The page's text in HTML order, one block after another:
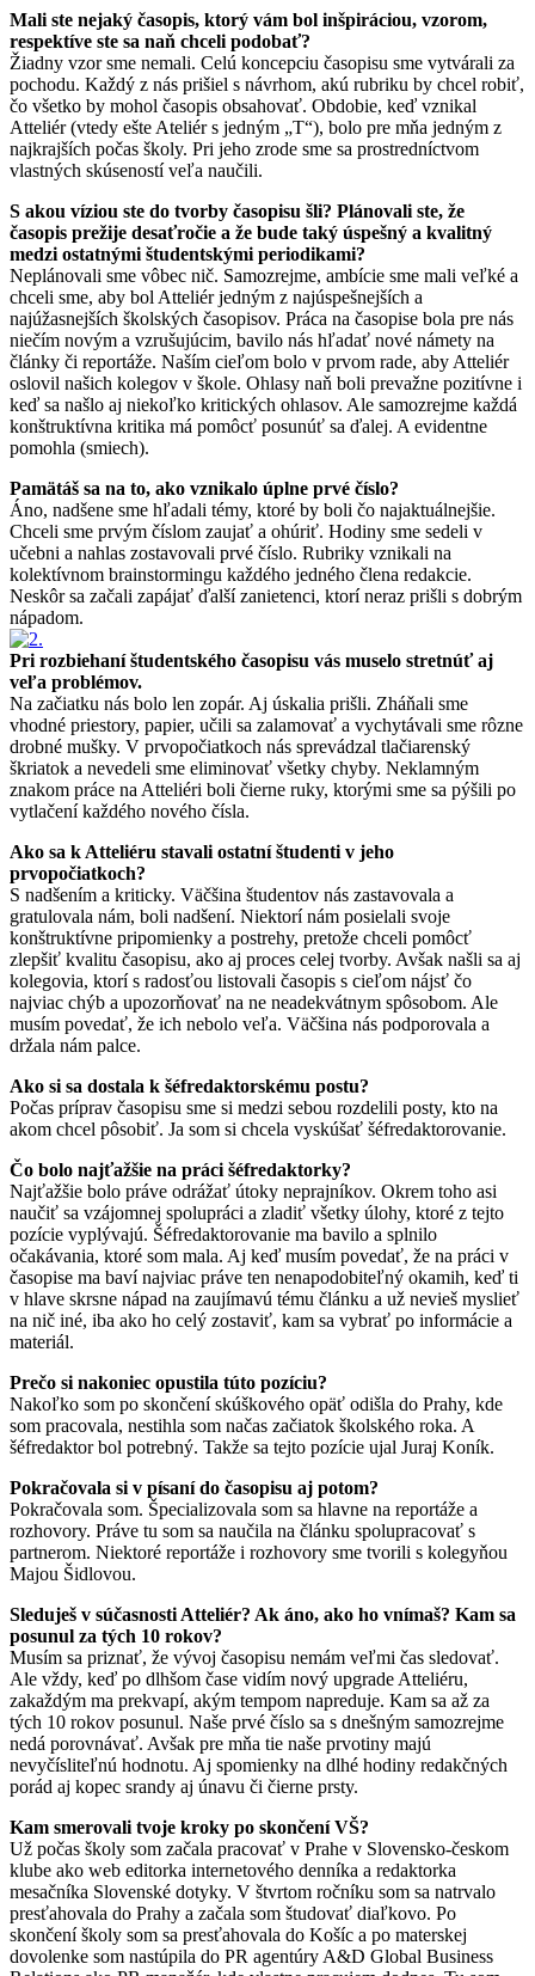
Mali ste nejaký časopis, ktorý vám bol inšpiráciou, vzorom,
respektíve ste sa naň chceli podobať?
Žiadny vzor sme nemali. Celú koncepciu časopisu sme vytvárali za
pochodu. Každý z nás prišiel s návrhom, akú rubriku by chcel robiť,
čo všetko by mohol časopis obsahovať. Obdobie, keď vznikal
Atteliér (vtedy ešte Ateliér s jedným „T“), bolo pre mňa jedným z
najkrajších počas školy. Pri jeho zrode sme sa prostredníctvom
vlastných skúseností veľa naučili.
S akou víziou ste do tvorby časopisu šli? Plánovali ste, že
časopis prežije desaťročie a že bude taký úspešný a kvalitný
medzi ostatnými študentskými periodikami?
Neplánovali sme vôbec nič. Samozrejme, ambície sme mali veľké a
chceli sme, aby bol Atteliér jedným z najúspešnejších a
najúžasnejších školských časopisov. Práca na časopise bola pre nás
niečím novým a vzrušujúcim, bavilo nás hľadať nové námety na
články či reportáže. Naším cieľom bolo v prvom rade, aby Atteliér
oslovil našich kolegov v škole. Ohlasy naň boli prevažne pozitívne i
keď sa našlo aj niekoľko kritických ohlasov. Ale samozrejme každá
konštruktívna kritika má pomôcť posunúť sa ďalej. A evidentne
pomohla (smiech).
Pamätáš sa na to, ako vznikalo úplne prvé číslo?
Áno, nadšene sme hľadali témy, ktoré by boli čo najaktuálnejšie.
Chceli sme prvým číslom zaujať a ohúriť. Hodiny sme sedeli v
učebni a nahlas zostavovali prvé číslo. Rubriky vznikali na
kolektívnom brainstormingu každého jedného člena redakcie.
Neskôr sa začali zapájať ďalší zanietenci, ktorí neraz prišli s dobrým
nápadom.
Pri rozbiehaní študentského časopisu vás muselo stretnúť aj
veľa problémov.
Na začiatku nás bolo len zopár. Aj úskalia prišli. Zháňali sme
vhodné priestory, papier, učili sa zalamovať a vychytávali sme rôzne
drobné mušky. V prvopočiatkoch nás sprevádzal tlačiarenský
škriatok a nevedeli sme eliminovať všetky chyby. Neklamným
znakom práce na Atteliéri boli čierne ruky, ktorými sme sa pýšili po
vytlačení každého nového čísla.
Ako sa k Atteliéru stavali ostatní študenti v jeho
prvopočiatkoch?
S nadšením a kriticky. Väčšina študentov nás zastavovala a
gratulovala nám, boli nadšení. Niektorí nám posielali svoje
konštruktívne pripomienky a postrehy, pretože chceli pomôcť
zlepšiť kvalitu časopisu, ako aj proces celej tvorby. Avšak našli sa aj
kolegovia, ktorí s radosťou listovali časopis s cieľom nájsť čo
najviac chýb a upozorňovať na ne neadekvátnym spôsobom. Ale
musím povedať, že ich nebolo veľa. Väčšina nás podporovala a
držala nám palce.
Ako si sa dostala k šéfredaktorskému postu?
Počas príprav časopisu sme si medzi sebou rozdelili posty, kto na
akom chcel pôsobiť. Ja som si chcela vyskúšať šéfredaktorovanie.
Čo bolo najťažšie na práci šéfredaktorky?
Najťažšie bolo práve odrážať útoky neprajníkov. Okrem toho asi
naučiť sa vzájomnej spolupráci a zladiť všetky úlohy, ktoré z tejto
pozície vyplývajú. Šéfredaktorovanie ma bavilo a splnilo
očakávania, ktoré som mala. Aj keď musím povedať, že na práci v
časopise ma baví najviac práve ten nenapodobiteľný okamih, keď ti
v hlave skrsne nápad na zaujímavú tému článku a už nevieš myslieť
na nič iné, iba ako ho celý zostaviť, kam sa vybrať po informácie a
materiál.
Prečo si nakoniec opustila túto pozíciu?
Nakoľko som po skončení skúškového opäť odišla do Prahy, kde
som pracovala, nestihla som načas začiatok školského roka. A
šéfredaktor bol potrebný. Takže sa tejto pozície ujal Juraj Koník.
Pokračovala si v písaní do časopisu aj potom?
Pokračovala som. Špecializovala som sa hlavne na reportáže a
rozhovory. Práve tu som sa naučila na článku spolupracovať s
partnerom. Niektoré reportáže i rozhovory sme tvorili s kolegyňou
Majou Šidlovou.
Sleduješ v súčasnosti Atteliér? Ak áno, ako ho vnímaš? Kam sa
posunul za tých 10 rokov?
Musím sa priznať, že vývoj časopisu nemám veľmi čas sledovať.
Ale vždy, keď po dlhšom čase vidím nový upgrade Atteliéru,
zakaždým ma prekvapí, akým tempom napreduje. Kam sa až za
tých 10 rokov posunul. Naše prvé číslo sa s dnešným samozrejme
nedá porovnávať. Avšak pre mňa tie naše prvotiny majú
nevyčísliteľnú hodnotu. Aj spomienky na dlhé hodiny redakčných
porád aj kopec srandy aj únavu či čierne prsty.
Kam smerovali tvoje kroky po skončení VŠ?
Už počas školy som začala pracovať v Prahe v Slovensko-českom
klube ako web editorka internetového denníka a redaktorka
mesačníka Slovenské dotyky. V štvrtom ročníku som sa natrvalo
presťahovala do Prahy a začala som študovať diaľkovo. Po
skončení školy som sa presťahovala do Košíc a po materskej
dovolenke som nastúpila do PR agentúry A&D Global Business